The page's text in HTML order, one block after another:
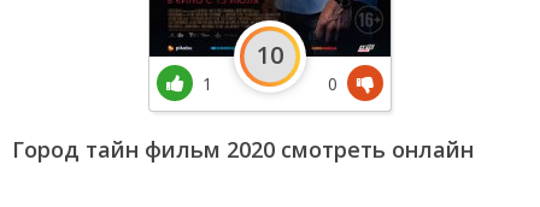
Город тайн фильм 2020 смотреть онлайн
1
10
0